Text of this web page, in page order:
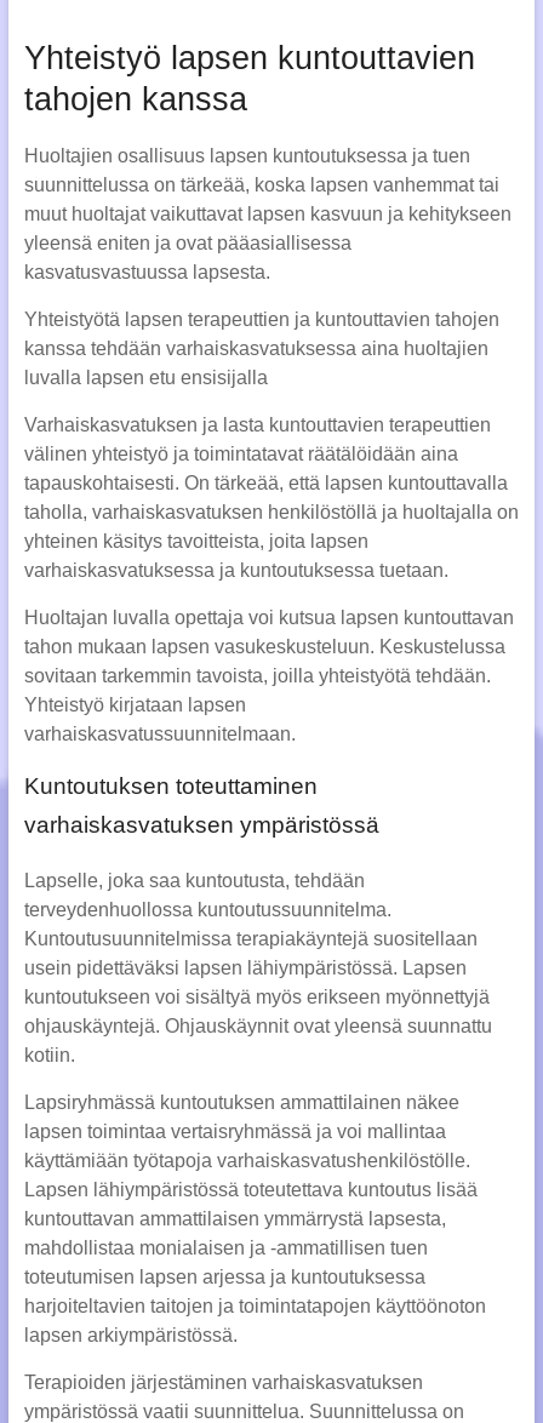
Yhteistyö lapsen kuntouttavien
tahojen kanssa
Huoltajien osallisuus lapsen kuntoutuksessa ja tuen
suunnittelussa on tärkeää, koska lapsen vanhemmat tai
muut huoltajat vaikuttavat lapsen kasvuun ja kehitykseen
yleensä eniten ja ovat pääasiallisessa
kasvatusvastuussa lapsesta.
Yhteistyötä lapsen terapeuttien ja kuntouttavien tahojen
kanssa tehdään varhaiskasvatuksessa aina huoltajien
luvalla lapsen etu ensisijalla
Varhaiskasvatuksen ja lasta kuntouttavien terapeuttien
välinen yhteistyö ja toimintatavat räätälöidään aina
tapauskohtaisesti. On tärkeää, että lapsen kuntouttavalla
taholla, varhaiskasvatuksen henkilöstöllä ja huoltajalla on
yhteinen käsitys tavoitteista, joita lapsen
varhaiskasvatuksessa ja kuntoutuksessa tuetaan.
Huoltajan luvalla opettaja voi kutsua lapsen kuntouttavan
tahon mukaan lapsen vasukeskusteluun. Keskustelussa
sovitaan tarkemmin tavoista, joilla yhteistyötä tehdään.
Yhteistyö kirjataan lapsen
varhaiskasvatussuunnitelmaan.
Kuntoutuksen toteuttaminen
varhaiskasvatuksen ympäristössä
Lapselle, joka saa kuntoutusta, tehdään
terveydenhuollossa kuntoutussuunnitelma.
Kuntoutusuunnitelmissa terapiakäyntejä suositellaan
usein pidettäväksi lapsen lähiympäristössä. Lapsen
kuntoutukseen voi sisältyä myös erikseen myönnettyjä
ohjauskäyntejä. Ohjauskäynnit ovat yleensä suunnattu
kotiin.
Lapsiryhmässä kuntoutuksen ammattilainen näkee
lapsen toimintaa vertaisryhmässä ja voi mallintaa
käyttämiään työtapoja varhaiskasvatushenkilöstölle.
Lapsen lähiympäristössä toteutettava kuntoutus lisää
kuntouttavan ammattilaisen ymmärrystä lapsesta,
mahdollistaa monialaisen ja -ammatillisen tuen
toteutumisen lapsen arjessa ja kuntoutuksessa
harjoiteltavien taitojen ja toimintatapojen käyttöönoton
lapsen arkiympäristössä.
Terapioiden järjestäminen varhaiskasvatuksen
ympäristössä vaatii suunnittelua. Suunnittelussa on